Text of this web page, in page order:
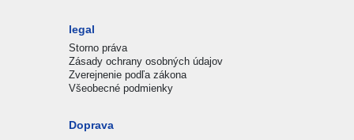
legal
Storno práva
Zásady ochrany osobných údajov
Zverejnenie podľa zákona
Všeobecné podmienky
Doprava